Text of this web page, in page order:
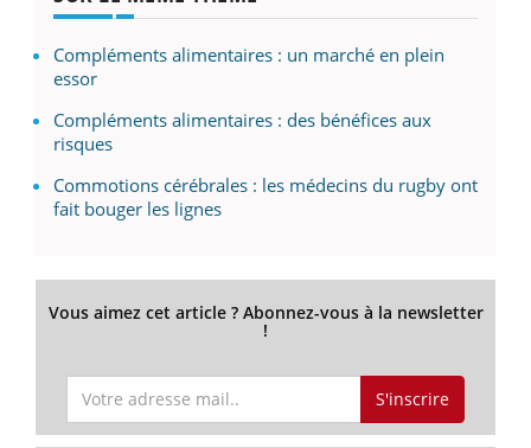
Compléments alimentaires : un marché en plein
essor
Compléments alimentaires : des bénéfices aux
risques
Commotions cérébrales : les médecins du rugby ont
fait bouger les lignes
Vous aimez cet article ? Abonnez-vous à la newsletter
!
S'inscrire